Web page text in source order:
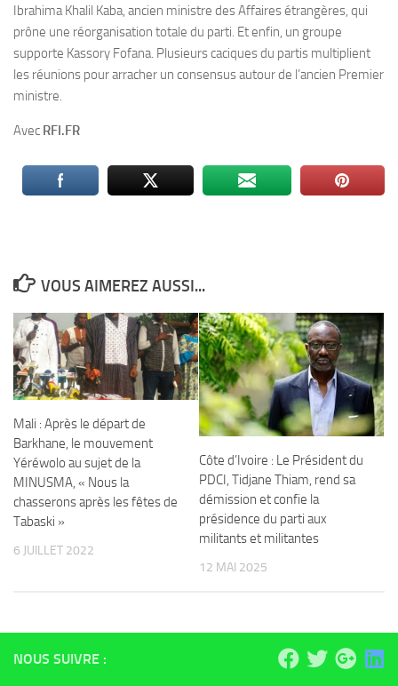
Ibrahima Khalil Kaba, ancien ministre des Affaires étrangères, qui
prône une réorganisation totale du parti. Et enfin, un groupe
supporte Kassory Fofana. Plusieurs caciques du partis multiplient
les réunions pour arracher un consensus autour de l’ancien Premier
ministre.
Avec RFI.FR
VOUS AIMEREZ AUSSI...
Mali : Après le départ de
Barkhane, le mouvement
Yéréwolo au sujet de la
MINUSMA, « Nous la
chasserons après les fêtes de
Tabaski »
6 JUILLET 2022
Côte d’Ivoire : Le Président du
PDCI, Tidjane Thiam, rend sa
démission et confie la
présidence du parti aux
militants et militantes
12 MAI 2025
NOUS SUIVRE :